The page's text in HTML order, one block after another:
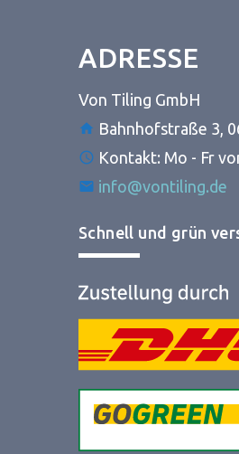
ADRESSE
Von Tiling GmbH
Bahnhofstraße 3,
Kontakt: Mo - Fr
info@vontiling.de
Schnell und grün